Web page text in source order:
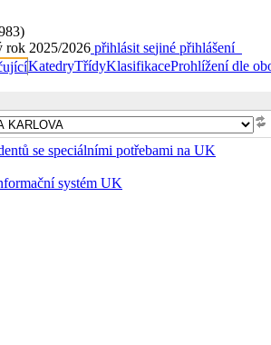
rok 2025/2026 přihlásit sejiné přihlášení
KatedryTřídyKlasifikaceProhlížení dle
se speciálními potřebami na UK
systém UK